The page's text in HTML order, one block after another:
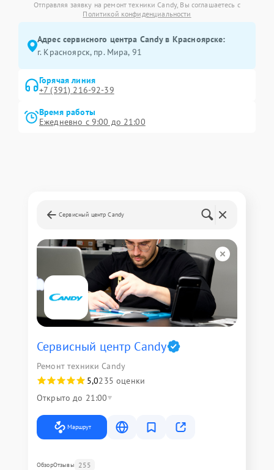
Отправляя заявку на ремонт техники Candy, Вы соглашаетесь с
Политикой конфиденциальности
Адрес сервисного центра Candy в Красноярске:
г. Красноярск, ​пр. Мира, 91
Горячая линия
+7 (391) 216-92-39
Время работы
Ежедневно с 9:00 до 21:00
Сервисный центр Candy
Сервисный центр Candy
Ремонт техники Candy
5,0235 оценки
Открыто до 21:00
Маршрут
ОбзорОтзывы 255